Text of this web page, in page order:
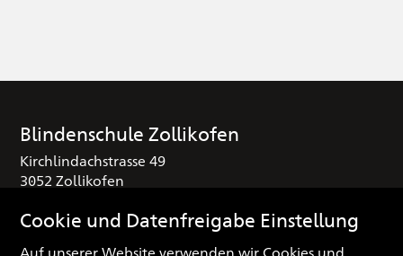
Blindenschule Zollikofen
Kirchlindachstrasse 49
3052 Zollikofen
sekretariat
blindenschule.ch
Cookie und Datenfreigabe Einstellung
Auf unserer Website verwenden wir Cookies und